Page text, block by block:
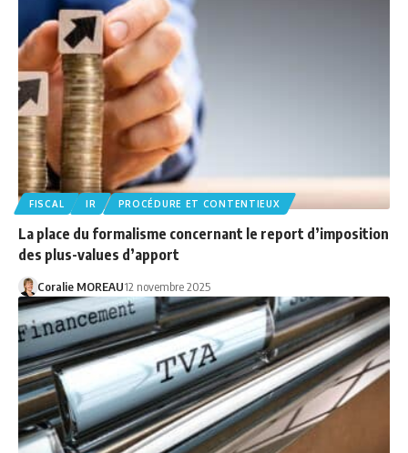
FISCAL IR PROCÉDURE ET CONTENTIEUX
La place du formalisme concernant le report d’imposition
des plus-values d’apport
Coralie MOREAU12 novembre 2025